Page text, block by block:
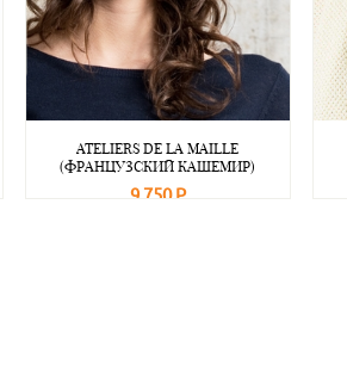
ATELIERS DE LA MAILLE
(ФРАНЦУЗСКИЙ КАШЕМИР)
9 750 Р